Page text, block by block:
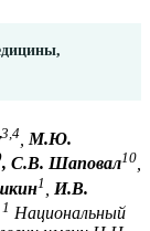
3,4 М.Ю.
, С.В. Шаповал10,
1
И.В.
1 Национальный